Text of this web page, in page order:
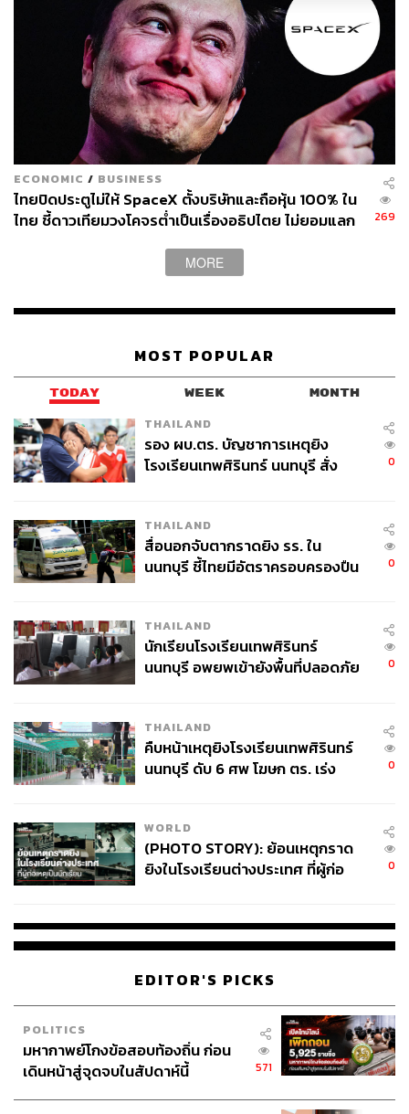
โดยไทยจะเจอ 3 บีบ 1. จะบุกตลาดสหรัฐฯ ไม่ง่าย เพราะ
ทรัมป์ต้องการซื้อของที่ผลิตในสหรัฐฯ 2. หาส่วนแบ่งในตลาด
จีนไม่ง่าย เพราะเศรษฐกิจจีนไม่ดี 3. ตลาดทั่วโลกที่เหลืออยู่ก็
ยาก จะเป็นโอกาสสำคัญก็ยาก และหดตัวกว่าเดิม เพราะ
สินค้าจีนก็ต้องบุกตลาดโลกเช่นกัน จะกลายเป็นสถานการณ์
ที่การค้าโลกหดตัวลงและไม่ง่าย หรือเป็นส้มหล่นแบบรอบ
แรก ที่จะได้ประโยชน์จากการที่ยักษ์และยักษ์ชนกัน
ทั้งนี้ แม้ว่าตลาดทั่วโลกที่เหลืออยู่จะเป็นโอกาส แต่หดตัวกว่า
เดิม ขณะเดียวกันธุรกิจใดที่จะไปตลาดจีนก็ทำได้น้อยลง ทุก
เพราะฉะนั้น 3 บีบที่ไทยต้องตั้งรับ หรือ ‘คลายบีบ’ อันดับแรก
ตลาดจีน ไทยต้องวางยุทธศาสตร์แพลตฟอร์มให้ดีกับจีน และ
มองหาตลาดใหม่ เช่น ตลาดที่ 3 คือตลาดตะวันออกกลาง
และอินเดีย
ท้ายที่สุดคือตลาดในประเทศต้องแข็งแกร่ง ทุกคนมักจะบอก
ว่าสงครามการค้าเจ็บหมด แต่คนที่จะแย่จริงๆ คือคนที่
อ่อนแอ ไทยต้องแก้ปัญหาหนี้ครัวเรือน สังคมผู้สูงอายุ และ
ดังนั้นไทยต้องเสริมสร้างความแข็งแกร่ง และเมื่อภาพใหญ่
ตลาดโลกจะยากขึ้น ไทยต้องหาช่องทางใหม่ๆ ตลอดจนการ
เพราะยุคนี้เป็นยุคทะลวง หาโอกาส
“ไทยต้องกล้าบุกตลาดใหม่ๆ สร้างโอกาสใหม่”
โอกาสในจีนเปิด ราคาถูก กฎระเบียบคลายตัว
โจ ฮอร์น พัธโนทัย กรรมการอำนวยการ บริษัท Strategy613
ไทยมากขึ้น เป็นเพราะ 2 สาเหตุหลักคือ สงครามการค้า
สหรัฐฯ-จีน และสภาวะเศรษฐกิจของจีนที่เติบโตแบบชะลอตัว
เราจึงเห็นธุรกิจจีนออกไปหาโอกาสการเติบโตจากต่าง
ประเทศ ซึ่งเกิดขึ้นและเห็นชัดมาตั้งแต่ปี 2021
“สาเหตุที่ทุนจีนมาทีไทย ไม่ไปสหรัฐฯ ไม่ไปยุโรป เพราะว่า
ประเทศไทยเป็นมิตร ความสัมพันธ์ระหว่างไทย-จีนมั่นคง
และสามารถเข้ามาได้ง่าย”
ทั้งนี้ เศรษฐกิจจีนไม่ดี และเมื่อมาถึงยุคทรัมป์ 2.0 เศรษฐกิจ
จีนก็จะไม่ดีมากขึ้น สาเหตุหลักมาจากจีนไม่แก้ปัญหาเรื่องอ
สังหา ซึ่งเป็นปัจจัยฉุดรั้งการเติบโตของเศรษฐกิจ จนทำให้
เกิดวิกฤตการคลัง วิกฤตภาคธนาคาร และวิกฤตผู้บริโภค
ECONOMIC / BUSINESS
ไทยปิดประตูไม่ให้ SpaceX ตั้งบริษัทและถือหุ้น 100% ใน
ไทย ชี้ดาวเทียมวงโคจรต่ำเป็นเรื่องอธิปไตย ไม่ยอมแลก
269
MORE
MOST POPULAR
TODAY WEEK MONTH
THAILAND
รอง ผบ.ตร. บัญชาการเหตุยิง
โรงเรียนเทพศิรินทร์ นนทบุรี สั่ง
0
THAILAND
สื่อนอกจับตากราดยิง รร. ใน
นนทบุรี ชี้ไทยมีอัตราครอบครองปืน
0
THAILAND
นักเรียนโรงเรียนเทพศิรินทร์
นนทบุรี อพยพเข้ายังพื้นที่ปลอดภัย
0
THAILAND
คืบหน้าเหตุยิงโรงเรียนเทพศิรินทร์
นนทบุรี ดับ 6 ศพ โฆษก ตร. เร่ง
0
WORLD
(PHOTO STORY): ย้อนเหตุกราด
ยิงในโรงเรียนต่างประเทศ ที่ผู้ก่อ
0
EDITOR'S PICKS
POLITICS
มหากาพย์โกงข้อสอบท้องถิ่น ก่อน
เดินหน้าสู่จุดจบในสัปดาห์นี้
571